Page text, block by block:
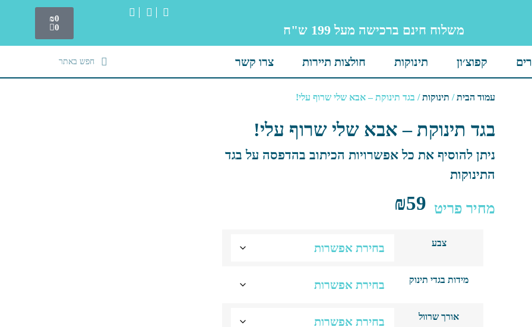
משלוח חינם ברכישה מעל 199 ש"ח
₪0
0
קפוצ׳ון תינוקות חולצות תיירות צרו קשר
עמוד הבית/ תינוקות/ בגד תינוקת – אבא שלי שרוף עלי!
בגד תינוקת – אבא שלי שרוף עלי!
ניתן להוסיף את כל אפשרויות הכיתוב בהדפסה על בגד
התינוקות
מחיר פריט ₪59
צבע
מידות בגדי תינוק
אורך שרוול